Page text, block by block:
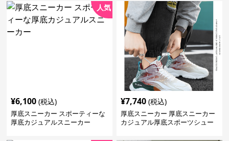
人気
¥6,100 (税込)
厚底スニーカー スポーティーな
厚底カジュアルスニーカー
¥7,740 (税込)
厚底スニーカー 厚底スニーカー
カジュアル厚底スポーツシュー